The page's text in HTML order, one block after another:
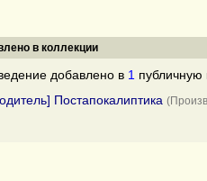
в коллекции
добавлено в 1 публичную
Постапокалиптика